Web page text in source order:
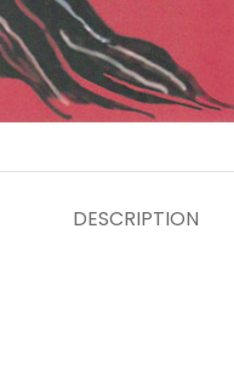
DESCRIPTION